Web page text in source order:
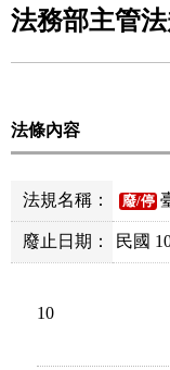
法務部主管
法條內容
法規名稱： 廢/停
廢止日期： 民國
10